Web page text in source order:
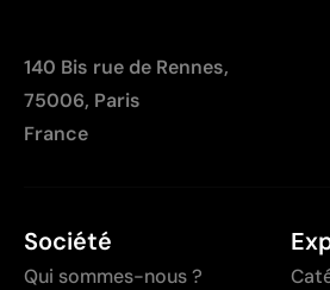
140 Bis rue de Rennes,
75006, Paris
France
Société
Qui sommes-nous ?